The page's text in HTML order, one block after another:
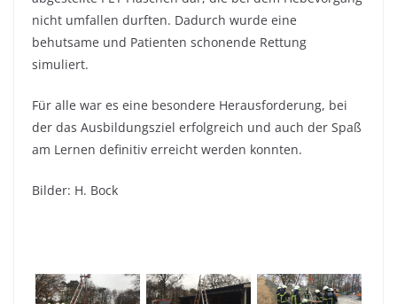
nicht umfallen durften. Dadurch wurde eine
behutsame und Patienten schonende Rettung
simuliert.
Für alle war es eine besondere Herausforderung, bei
der das Ausbildungsziel erfolgreich und auch der Spaß
am Lernen definitiv erreicht werden konnten.
Bilder: H. Bock